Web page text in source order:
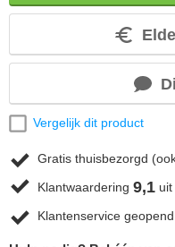
Vergelijk dit product
Gratis thuisbezorgd
Klantwaardering 9,1 uit
Klantenservice